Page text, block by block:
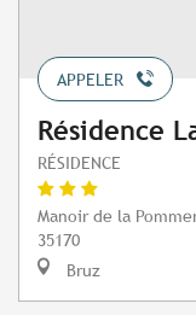
APPELER
Résidence
RÉSIDENCE
Manoir de la
35170
Bruz